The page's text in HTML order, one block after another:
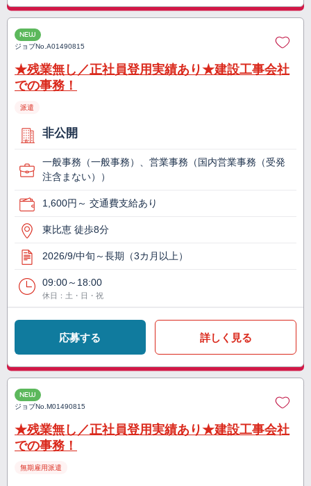
NEW
ジョブNo.A01490815
★残業無し／正社員登用実績あり★建設工事会社
での事務！
派遣
非公開
一般事務（一般事務）、営業事務（国内営業事務（受発
注含まない））
1,600円～ 交通費支給あり
東比恵 徒歩8分
2026/9/中旬～長期（3カ月以上）
09:00～18:00
休日：土・日・祝
応募する 詳しく見る
NEW
ジョブNo.M01490815
★残業無し／正社員登用実績あり★建設工事会社
での事務！
無期雇用派遣